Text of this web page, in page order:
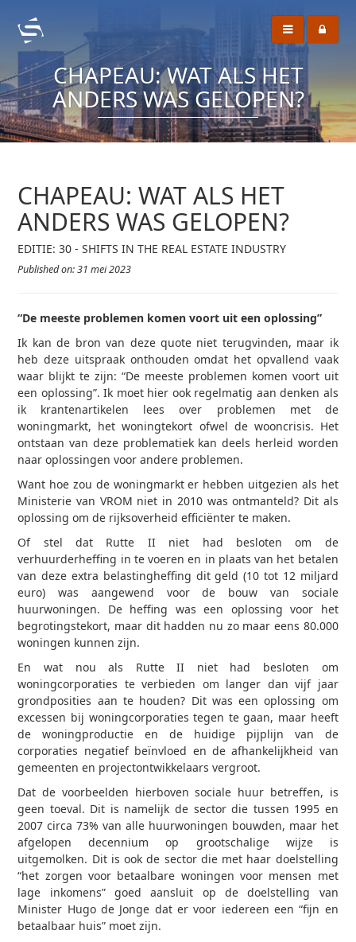
CHAPEAU: WAT ALS HET
ANDERS WAS GELOPEN?
CHAPEAU: WAT ALS HET
ANDERS WAS GELOPEN?
EDITIE: 30 - SHIFTS IN THE REAL ESTATE INDUSTRY
Published on: 31 mei 2023
“De meeste problemen komen voort uit een oplossing”
Ik kan de bron van deze quote niet terugvinden, maar ik
heb deze uitspraak onthouden omdat het opvallend vaak
waar blijkt te zijn: “De meeste problemen komen voort uit
een oplossing”. Ik moet hier ook regelmatig aan denken als
ik krantenartikelen lees over problemen met de
woningmarkt, het woningtekort ofwel de wooncrisis. Het
ontstaan van deze problematiek kan deels herleid worden
naar oplossingen voor andere problemen.
Want hoe zou de woningmarkt er hebben uitgezien als het
Ministerie van VROM niet in 2010 was ontmanteld? Dit als
oplossing om de rijksoverheid efficiënter te maken.
Of stel dat Rutte II niet had besloten om de
verhuurderheffing in te voeren en in plaats van het betalen
van deze extra belastingheffing dit geld (10 tot 12 miljard
euro) was aangewend voor de bouw van sociale
huurwoningen. De heffing was een oplossing voor het
begrotingstekort, maar dit hadden nu zo maar eens 80.000
woningen kunnen zijn.
En wat nou als Rutte II niet had besloten om
woningcorporaties te verbieden om langer dan vijf jaar
grondposities aan te houden? Dit was een oplossing om
excessen bij woningcorporaties tegen te gaan, maar heeft
de woningproductie en de huidige pijplijn van de
corporaties negatief beïnvloed en de afhankelijkheid van
gemeenten en projectontwikkelaars vergroot.
Dat de voorbeelden hierboven sociale huur betreffen, is
geen toeval. Dit is namelijk de sector die tussen 1995 en
2007 circa 73% van alle huurwoningen bouwden, maar het
afgelopen decennium op grootschalige wijze is
uitgemolken. Dit is ook de sector die met haar doelstelling
“het zorgen voor betaalbare woningen voor mensen met
lage inkomens” goed aansluit op de doelstelling van
Minister Hugo de Jonge dat er voor iedereen een “fijn en
betaalbaar huis” moet zijn.